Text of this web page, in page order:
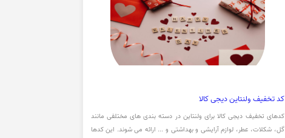
کد تخفیف ولنتاین دیجی کالا
کدهای تخفیف دیجی کالا برای ولنتاین در دسته بندی های مختلفی مانند
گل، شکلات، عطر، لوازم آرایشی و بهداشتی و ... ارائه می شوند. این کدها